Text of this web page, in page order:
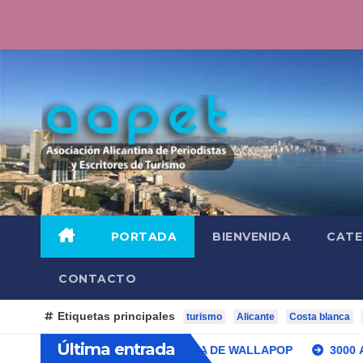
PORTADA BIENVENIDA
CONTACTO
Etiquetas principales turismo Alicante Costa blanca
Última entrada
ESTANTERÍA DE WALLAPOP 3000 AÑOS DE